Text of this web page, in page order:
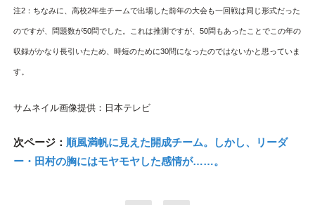
注2：ちなみに、高校2年生チームで出場した前年の大会も一回戦は同じ形式だった
のですが、問題数が50問でした。これは推測ですが、50問もあったことでこの年の
収録がかなり長引いたため、時短のために30問になったのではないかと思っていま
す。
サムネイル画像提供：日本テレビ
次ページ： 順風満帆に見えた開成チーム。しかし、リーダ
ー・田村の胸にはモヤモヤした感情が……。